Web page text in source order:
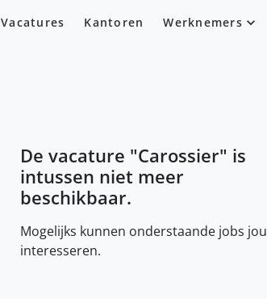
Vacatures Kantoren Werknemers
De vacature "Carossier" is
intussen niet meer
beschikbaar.
Mogelijks kunnen onderstaande jobs jou
interesseren.